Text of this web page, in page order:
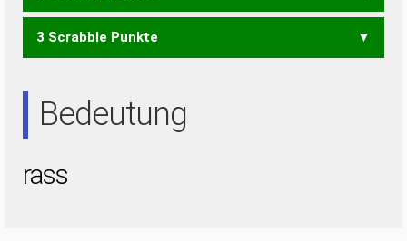
SARS
3 Scrabble Punkte
Bedeutung
rass